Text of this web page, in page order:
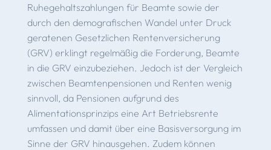
Ruhegehaltszahlungen für Beamte sowie der
durch den demografischen Wandel unter Druck
geratenen Gesetzlichen Rentenversicherung
(GRV) erklingt regelmäßig die Forderung, Beamte
in die GRV einzubeziehen. Jedoch ist der Vergleich
zwischen Beamtenpensionen und Renten wenig
sinnvoll, da Pensionen aufgrund des
Alimentationsprinzips eine Art Betriebsrente
umfassen und damit über eine Basisversorgung im
Sinne der GRV hinausgehen. Zudem können